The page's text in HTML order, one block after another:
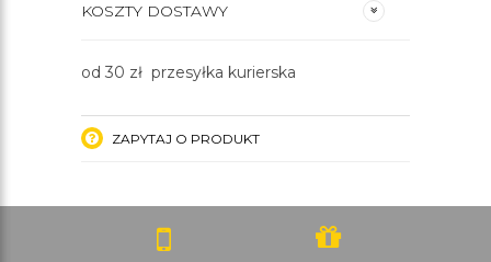
KOSZTY DOSTAWY
od 30 zł przesyłka kurierska
ZAPYTAJ O PRODUKT